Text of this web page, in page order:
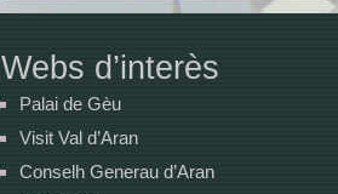
Webs d’interès
Palai de Gèu
Visit Val d’Aran
Conselh Generau d’Aran